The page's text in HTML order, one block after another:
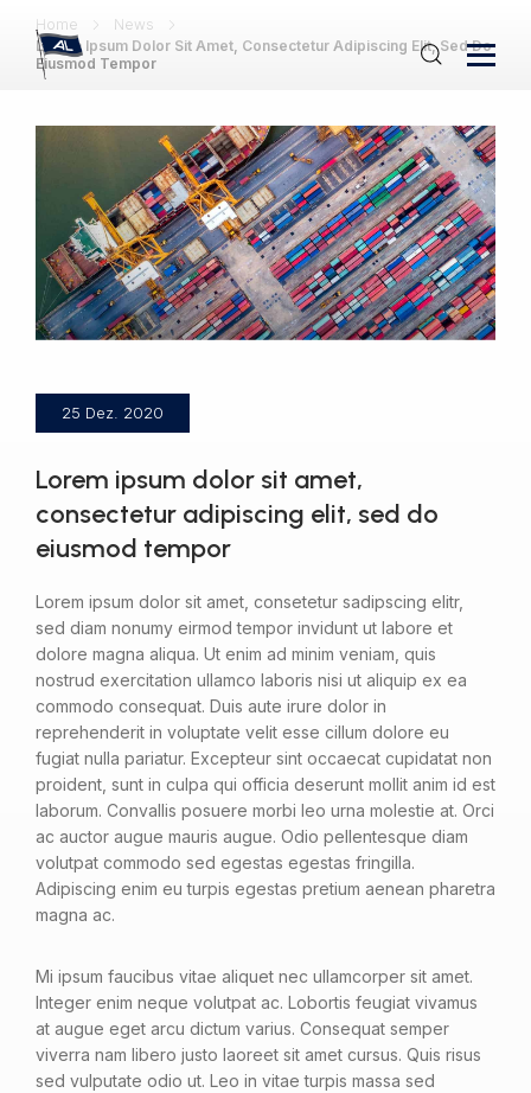
Home
News
Lorem Ipsum Dolor Sit Amet, Consectetur Adipiscing Elit, Sed Do
Eiusmod Tempor
25 Dez. 2020
Lorem ipsum dolor sit amet,
consectetur adipiscing elit, sed do
eiusmod tempor
Lorem ipsum dolor sit amet, consetetur sadipscing elitr,
sed diam nonumy eirmod tempor invidunt ut labore et
dolore magna aliqua. Ut enim ad minim veniam, quis
nostrud exercitation ullamco laboris nisi ut aliquip ex ea
commodo consequat. Duis aute irure dolor in
reprehenderit in voluptate velit esse cillum dolore eu
fugiat nulla pariatur. Excepteur sint occaecat cupidatat non
proident, sunt in culpa qui officia deserunt mollit anim id est
laborum. Convallis posuere morbi leo urna molestie at. Orci
ac auctor augue mauris augue. Odio pellentesque diam
volutpat commodo sed egestas egestas fringilla.
Adipiscing enim eu turpis egestas pretium aenean pharetra
magna ac.
Mi ipsum faucibus vitae aliquet nec ullamcorper sit amet.
Integer enim neque volutpat ac. Lobortis feugiat vivamus
at augue eget arcu dictum varius. Consequat semper
viverra nam libero justo laoreet sit amet cursus. Quis risus
sed vulputate odio ut. Leo in vitae turpis massa sed